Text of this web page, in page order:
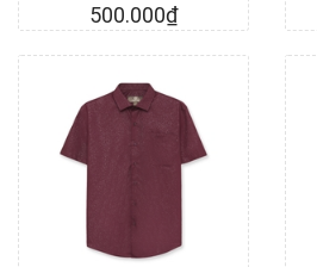
35
37
500.000₫
Chọn hàng